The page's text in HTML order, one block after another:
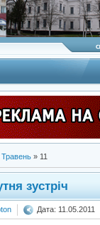
Травень » 11
зустріч
Дата: 11.05.2011